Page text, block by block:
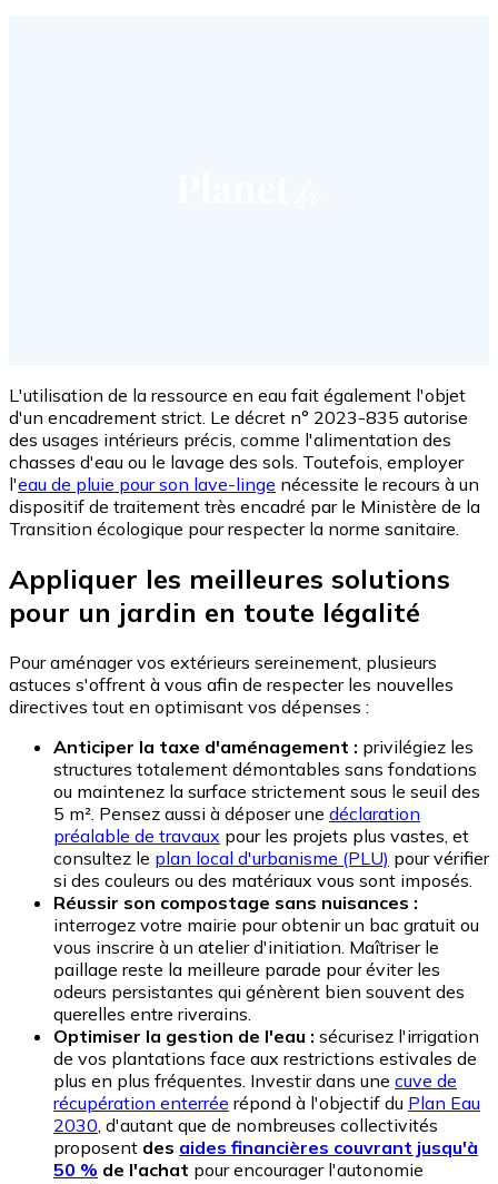
L'utilisation de la ressource en eau fait également l'objet
d'un encadrement strict. Le décret n° 2023-835 autorise
des usages intérieurs précis, comme l'alimentation des
chasses d'eau ou le lavage des sols. Toutefois, employer
l'eau de pluie pour son lave-linge nécessite le recours à un
dispositif de traitement très encadré par le Ministère de la
Transition écologique pour respecter la norme sanitaire.
Appliquer les meilleures solutions
pour un jardin en toute légalité
Pour aménager vos extérieurs sereinement, plusieurs
astuces s'offrent à vous afin de respecter les nouvelles
directives tout en optimisant vos dépenses :
Anticiper la taxe d'aménagement : privilégiez les
structures totalement démontables sans fondations
ou maintenez la surface strictement sous le seuil des
5 m². Pensez aussi à déposer une déclaration
préalable de travaux pour les projets plus vastes, et
consultez le plan local d'urbanisme (PLU) pour vérifier
si des couleurs ou des matériaux vous sont imposés.
Réussir son compostage sans nuisances :
interrogez votre mairie pour obtenir un bac gratuit ou
vous inscrire à un atelier d'initiation. Maîtriser le
paillage reste la meilleure parade pour éviter les
odeurs persistantes qui génèrent bien souvent des
querelles entre riverains.
Optimiser la gestion de l'eau : sécurisez l'irrigation
de vos plantations face aux restrictions estivales de
plus en plus fréquentes. Investir dans une cuve de
récupération enterrée répond à l'objectif du Plan Eau
2030, d'autant que de nombreuses collectivités
proposent des aides financières couvrant jusqu'à
50 % de l'achat pour encourager l'autonomie